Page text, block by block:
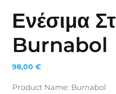
Ενέσιμα
Burnabol
98,00 €
Product Name: Burnabol